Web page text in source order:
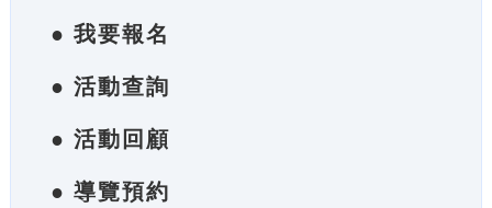
● 我要報名
● 活動查詢
● 活動回顧
● 導覽預約